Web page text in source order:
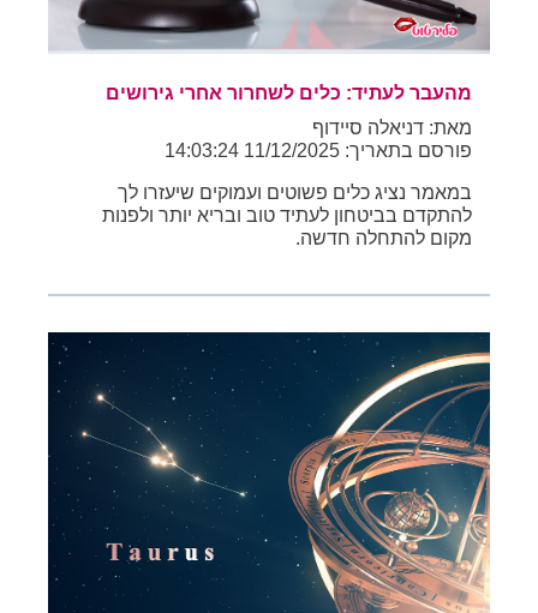
מהעבר לעתיד: כלים לשחרור אחרי גירושים
מאת: דניאלה סיידוף
פורסם בתאריך: 11/12/2025 14:03:24
במאמר נציג כלים פשוטים ועמוקים שיעזרו לך
להתקדם בביטחון לעתיד טוב ובריא יותר ולפנות
מקום להתחלה חדשה.